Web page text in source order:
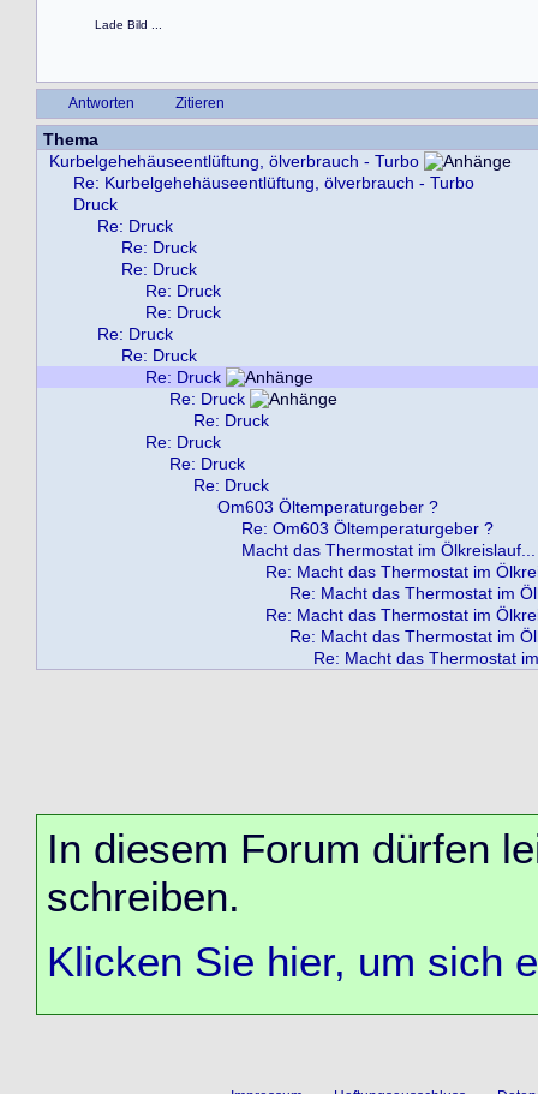
Lade Bild ...
Antworten Zitieren
Thema
Kurbelgehehäuseentlüftung, ölverbrauch - Turbo
Re: Kurbelgehehäuseentlüftung, ölverbrauch - Turbo
Druck
Re: Druck
Re: Druck
Re: Druck
Re: Druck
Re: Druck
Re: Druck
Re: Druck
Re: Druck
Re: Druck
Re: Druck
Re: Druck
Re: Druck
Re: Druck
Om603 Öltemperaturgeber ?
Re: Om603 Öltemperaturgeber ?
Macht das Thermostat im Ölkreislauf...
Re: Macht das Thermostat im
Re: Macht das Thermostat im
Re: Macht das Thermostat im
Re: Macht das Thermostat im
Re: Macht das Thermostat
In diesem Forum dürfen
schreiben.
Klicken Sie hier, um sich